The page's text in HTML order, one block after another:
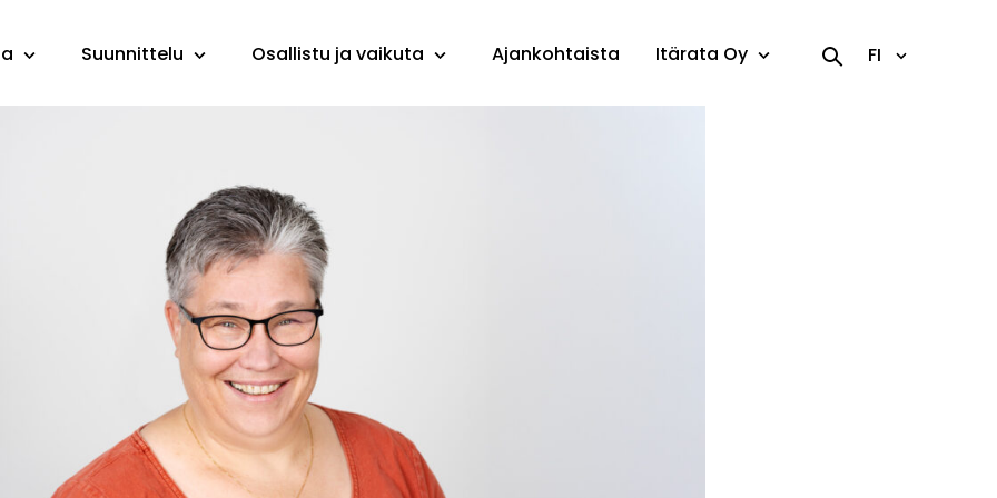
Suunnittelu Osallistu ja vaikuta Ajankohtaista Itärata Oy FI